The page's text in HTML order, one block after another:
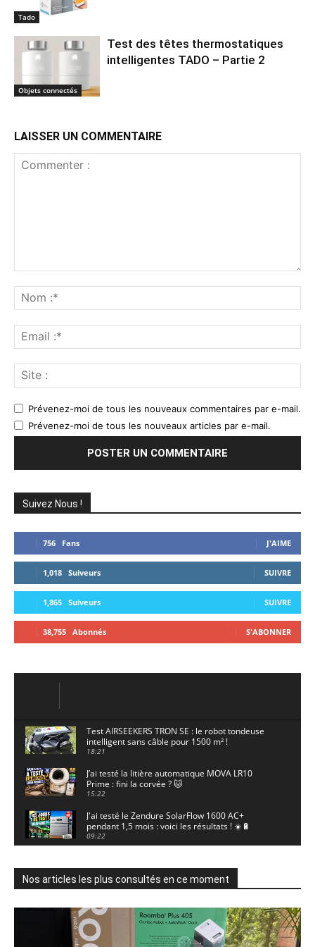
Tado
Objets connectés
Test des têtes thermostatiques
intelligentes TADO – Partie 2
LAISSER UN COMMENTAIRE
:*
:*
:
Prévenez-moi de tous les nouveaux commentaires par e-mail.
Prévenez-moi de tous les nouveaux articles par e-mail.
Suivez Nous !
756 Fans J'AIME
1,018 Suiveurs SUIVRE
1,865 Suiveurs SUIVRE
38,755 Abonnés S'ABONNER
Test AIRSEEKERS TRON SE : le robot tondeuse
intelligent sans câble pour 1500 m² !
18:21
J’ai testé la litière automatique MOVA LR10
Prime : fini la corvée ? 🐱
15:22
J'ai testé le Zendure SolarFlow 1600 AC+
pendant 1,5 mois : voici les résultats ! ☀️🔋
09:22
enregistre 24/7 grâce à l'AOV ! ☀️📹
11:30
Gouy-en-Artois. 18/07/2026
02:33
Guirlande Guinguette Solaire Guirled : enfin
Nos articles les plus consultés en ce moment